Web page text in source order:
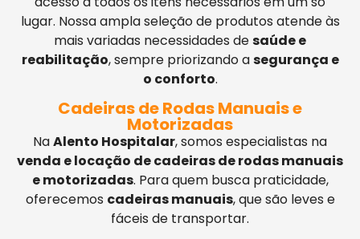
lugar. Nossa ampla seleção de produtos atende às
mais variadas necessidades desaúde e
reabilitação, sempre priorizando asegurança e
o conforto.
Cadeiras de Rodas Manuais e
Motorizadas
NaAlento Hospitalar, somos especialistas na
venda e locação de cadeiras de rodas manuais
e motorizadas. Para quem busca praticidade,
oferecemos cadeiras manuais, que são leves e
fáceis de transportar.